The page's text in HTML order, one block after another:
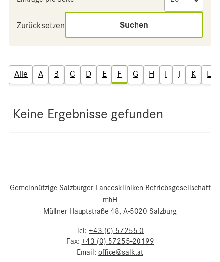
Zurücksetzen Suchen
Alle A B C D E F G H I J K L
Keine Ergebnisse gefunden
Gemeinnützige Salzburger Landeskliniken Betriebsgesellschaft
mbH
Müllner Hauptstraße 48, A-5020 Salzburg
Tel: +43 (0) 57255-0
Fax: +43 (0) 57255-20199
Email: office@salk.at